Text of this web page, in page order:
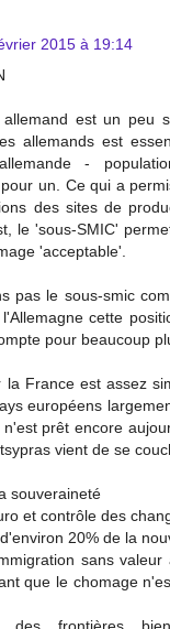
2015 à 19:14
est un peu
allemands est
-
un. Ce qui a
des sites de
le 'sous-SMIC'
'acceptable'.
pas le sous-smic
cette
pour beaucoup
la France est assez
européens
prêt encore
vient de se
souveraineté
et contrôle des
20% de la
sans valeur
que le chomage